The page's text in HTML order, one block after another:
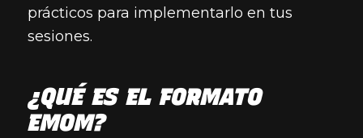
prácticos para implementarlo en tus
sesiones.
¿QUÉ ES EL FORMATO
EMOM?